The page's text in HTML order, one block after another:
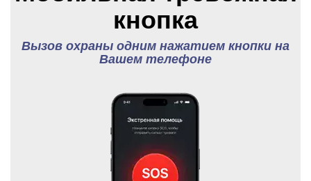
кнопка
Вызов охраны одним нажатием кнопки на
Вашем телефоне